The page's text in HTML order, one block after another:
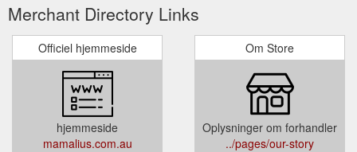
Merchant Directory Links
Officiel hjemmeside
hjemmeside
mamalius.com.au
Om Store
Oplysninger om forhandler
../pages/our-story